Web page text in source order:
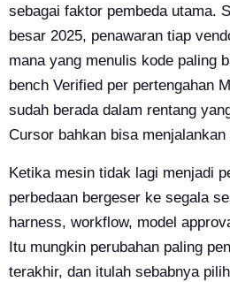
sebagai faktor pembeda utama.
besar 2025, penawaran tiap
mana yang menulis kode paling
bench Verified per pertengahan
sudah berada dalam rentang
Cursor bahkan bisa menjalankan
Ketika mesin tidak lagi menjadi
perbedaan bergeser ke segala
harness, workflow, model
Itu mungkin perubahan paling
terakhir, dan itulah sebabnya